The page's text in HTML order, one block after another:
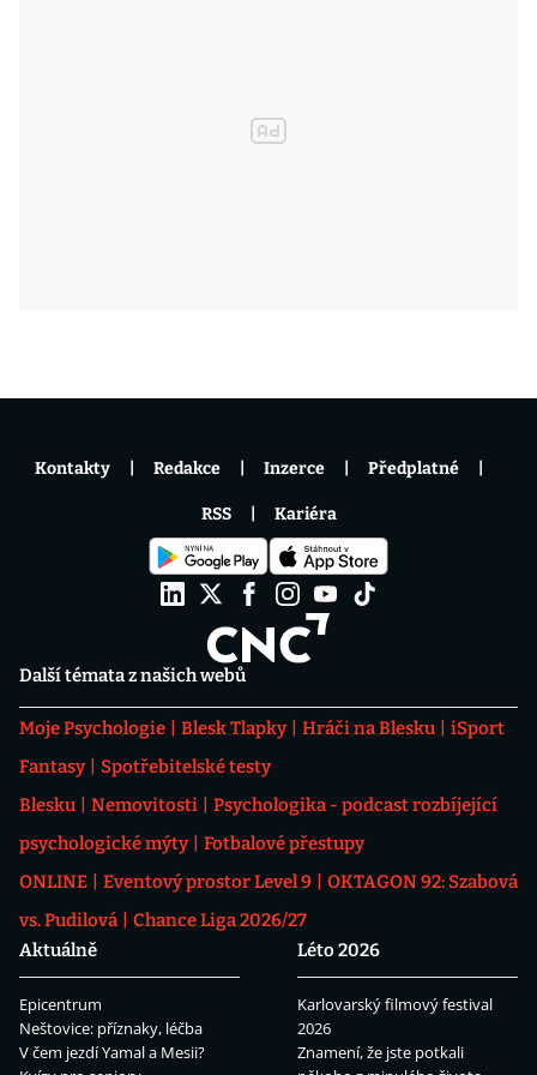
Další témata z našich webů
Moje Psychologie Blesk Tlapky Hráči na Blesku
iSport
Fantasy
Spotřebitelské testy
Blesku
Nemovitosti
Psychologika - podcast rozbíjející
psychologické mýty
Fotbalové přestupy
ONLINE
Eventový prostor Level 9
OKTAGON 92: Szabová
vs. Pudilová
Chance Liga 2026/27
Aktuálně
Epicentrum
Neštovice: příznaky, léčba
V čem jezdí Yamal a Mesii?
Léto 2026
Karlovarský filmový festival
2026
Znamení, že jste potkali
Kontakty Redakce Inzerce Předplatné
RSS Kariéra